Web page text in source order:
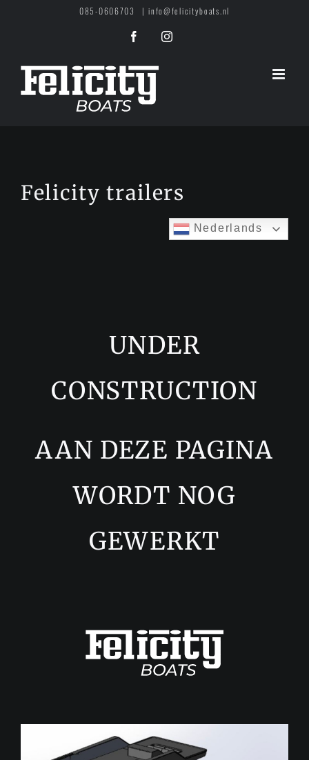
085-0606703 | info@felicityboats.nl
Facebook
Felicity trailers
Nederlands
UNDER
CONSTRUCTION
AAN DEZE PAGINA
WORDT NOG
GEWERKT